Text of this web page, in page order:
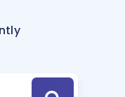
için Öneriler
Tek Takvimde
Hoca ile seni sınava